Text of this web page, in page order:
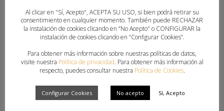
5 VALENCIANOS CONVOCADOS AL CAR DE
SIERRA NEVADA
LUNES, 13 SEPTIEMBRE 2021 PAU SAIZ
Al clicar en "Sí, Acepto", ACEPTA SU USO, si bien podrá retirar su
consentimiento en cualquier momento. También puede RECHAZAR
la instalación de cookies clicando en “No Acepto" o CONFIGURAR la
instalación de cookies clicando en “Configurar Cookies”.
Para obtener más información sobre nuestras políticas de datos,
visite nuestra Política de privacidad. Para obtener más información al
respecto, puedes consultar nuestra Política de Cookies.
Configurar Cookies No acepto Sí, Acepto